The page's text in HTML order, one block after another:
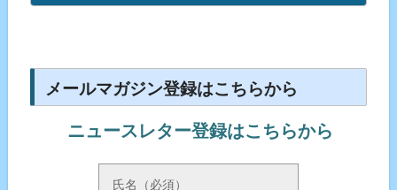
メールマガジン登録はこちらから
ニュースレター登録はこちらから